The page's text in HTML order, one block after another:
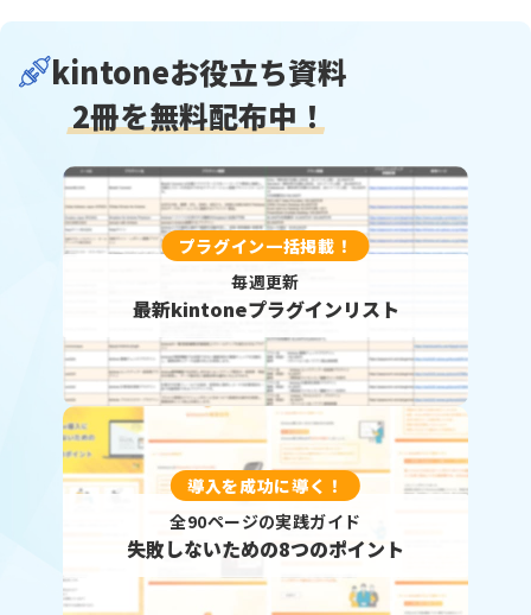
kintoneお役立ち資料
2冊を無料配布中！
プラグイン一括掲載！
毎週更新
最新kintoneプラグインリスト
導入を成功に導く！
全90ページの実践ガイド
失敗しないための8つのポイント